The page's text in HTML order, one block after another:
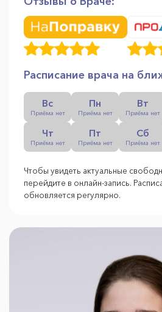
Расписание врача на
Вс
Приёма нет
Пн
Приёма нет
Вт
Приёма нет
Чт
Приёма нет
Пт
Приёма нет
Сб
Приёма нет
Чтобы увидеть актуальные
перейдите в онлайн-запись.
обновляется регулярно.